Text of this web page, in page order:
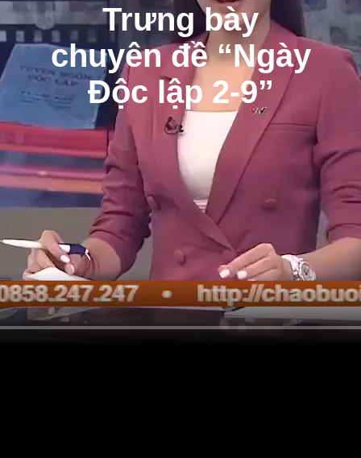
Trưng bày
chuyên đề “Ngày
Độc lập 2-9”